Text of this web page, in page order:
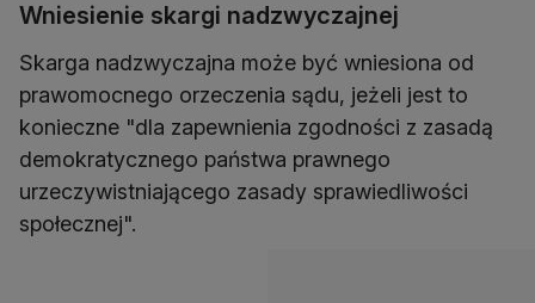
Wniesienie skargi nadzwyczajnej
Skarga nadzwyczajna może być wniesiona od
prawomocnego orzeczenia sądu, jeżeli jest to
konieczne "dla zapewnienia zgodności z zasadą
demokratycznego państwa prawnego
urzeczywistniającego zasady sprawiedliwości
społecznej".